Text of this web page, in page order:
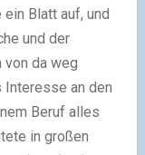
Blatt auf, und
und der
von da weg
Interesse an den
Beruf alles
in großen